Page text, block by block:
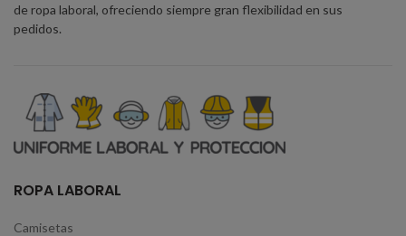
de ropa laboral, ofreciendo siempre gran flexibilidad en sus
pedidos.
ROPA LABORAL
Camisetas